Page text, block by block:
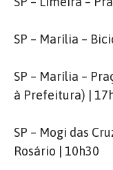
SP – Marília –
SP – Marília –
à Prefeitura) |
SP – Mogi das
Rosário | 10h30